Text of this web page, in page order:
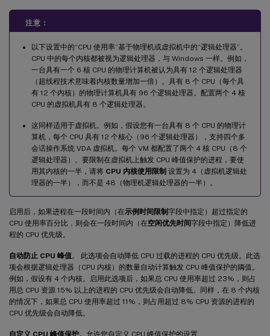
注意：
以下设置中的“CPU 使用率”基于物理机或虚拟机中的“逻辑处理器”。
CPU 中的每个内核都被视为逻辑处理器，与 Windows 一样。例如，
一台具有一个 6 核 CPU 的物理计算机被认为具有 12 个逻辑处理器
（超线程技术意味着内核数量增加一倍）。具有 8 个 CPU（每个具
有 12 个内核）的物理计算机具有 96 个逻辑处理器。配置两个 4 核
CPU 的虚拟机具有 8 个逻辑处理器。
这同样适用于虚拟机。例如，假设您有一台具有 8 个 CPU 的物理计
算机，每个 CPU 具有 12 个核心（96 个逻辑处理器），支持四个多
会话操作系统 VDA 虚拟机。每个 VM 都配置了两个 4 核 CPU（8 个
逻辑处理器）。要限制在虚拟机上触发 CPU 峰值保护的进程，要使
用其内核的一半，请将 CPU 内核使用限制 设置为 4（虚拟机逻辑处
理器的一半），而不是 48（物理机逻辑处理器的一半）。
启用后，如果进程在一段时间内（在示例时间限制字段中指定）超过指定的
CPU 使用率百分比，则会在一段时间内（在空闲优先时间字段中指定）降低进
程的 CPU 优先级。
自动防止 CPU 峰值。 此选项会自动降低 CPU 过载的进程的 CPU 优先级。此选
项会根据逻辑处理器（CPU 内核）的数量自动计算触发 CPU 峰值保护的阈值。
例如，假设有 4 个内核。启用此选项后，如果总 CPU 使用率超过 23%，则占
用总 CPU 资源 15% 以上的进程的 CPU 优先级会自动降低。同样，在 8 个内核
的情况下，如果总 CPU 使用率超过 11%，则占用超过 8% CPU 资源的进程的
CPU 优先级会自动降低。
自定义 CPU 峰值保护。 允许您自定义 CPU 峰值保护的设置。